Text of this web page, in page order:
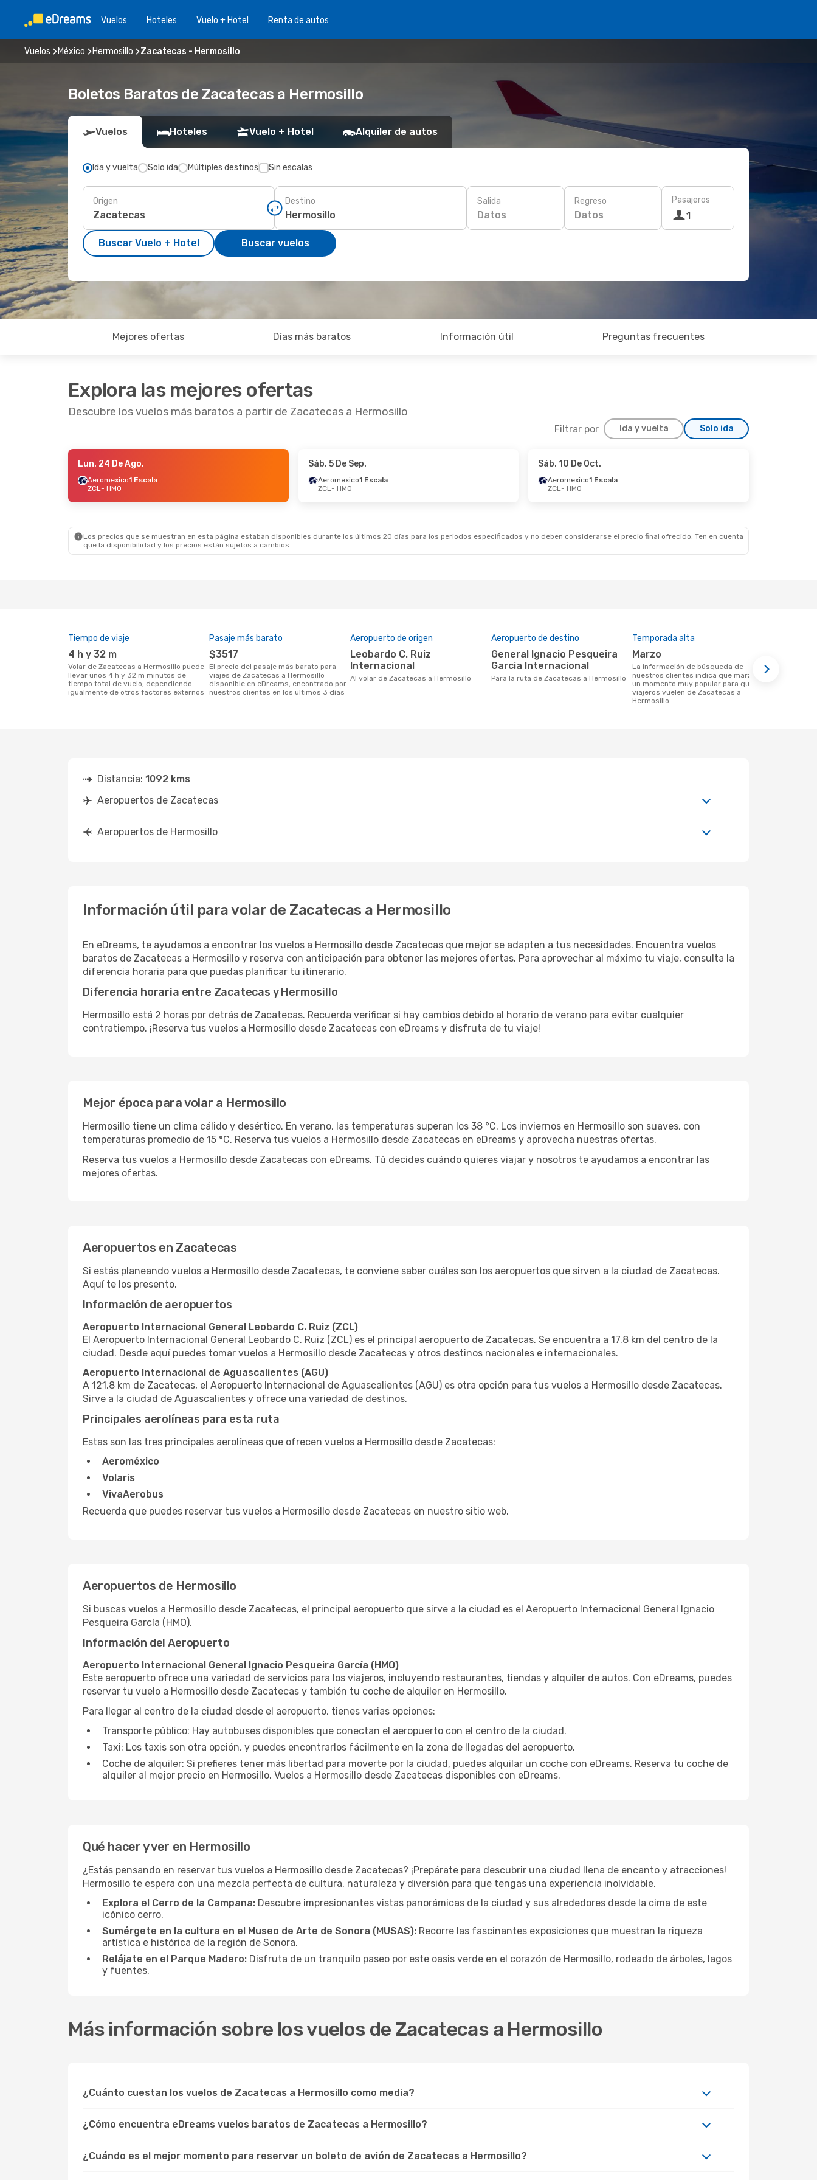
Vuelos Hoteles Vuelo + Hotel Renta de autos
Vuelos México Hermosillo Zacatecas - Hermosillo
Boletos Baratos de Zacatecas a Hermosillo
Vuelos Hoteles Vuelo + Hotel Alquiler de autos
Ida y vuelta Solo ida Múltiples destinos Sin escalas
Origen Destino Salida
Datos
Regreso
Datos
Pasajeros
1
Buscar Vuelo + Hotel Buscar vuelos
Mejores ofertas Días más baratos Información útil Preguntas frecuentes
Explora las mejores ofertas
Descubre los vuelos más baratos a partir de Zacatecas a Hermosillo
Filtrar por Ida y vuelta Solo ida
- Lun. 31 De Ago.
1 Escala
1 Escala
1 Escala
- Mar. 6 De Oct. Sáb. 10 De Oct.- Dom. 18 De Oct.
Lun. 24 De Ago.
Aeromexico1 Escala
ZCL- HMO
Sáb. 5 De Sep.
Aeromexico1 Escala
ZCL- HMO
Sáb. 10 De Oct.
Aeromexico1 Escala
ZCL- HMO
Los precios que se muestran en esta página estaban disponibles durante los últimos 20 días para los periodos especificados y no deben considerarse el precio final ofrecido. Ten en cuenta
que la disponibilidad y los precios están sujetos a cambios.
Tiempo de viaje
4 h y 32 m
Volar de Zacatecas a Hermosillo puede
llevar unos 4 h y 32 m minutos de
tiempo total de vuelo, dependiendo
igualmente de otros factores externos
Pasaje más barato
$3517
El precio del pasaje más barato para
viajes de Zacatecas a Hermosillo
disponible en eDreams, encontrado por
nuestros clientes en los últimos 3 días
Aeropuerto de origen
Leobardo C. Ruiz
Internacional
Al volar de Zacatecas a Hermosillo
Aeropuerto de destino
General Ignacio Pesqueira
Garcia Internacional
Para la ruta de Zacatecas a Hermosillo
Temporada alta
marzo
La información de búsqueda de
nuestros clientes indica que marzo es
un momento muy popular para que los
viajeros vuelen de Zacatecas a
Hermosillo
Distancia: 1092 kms
Aeropuertos de Zacatecas
Aeropuertos de Hermosillo
Información útil para volar de Zacatecas a Hermosillo
En eDreams, te ayudamos a encontrar los vuelos a Hermosillo desde Zacatecas que mejor se adapten a tus necesidades. Encuentra vuelos
baratos de Zacatecas a Hermosillo y reserva con anticipación para obtener las mejores ofertas. Para aprovechar al máximo tu viaje, consulta la
diferencia horaria para que puedas planificar tu itinerario.
Diferencia horaria entre Zacatecas y Hermosillo
Hermosillo está 2 horas por detrás de Zacatecas. Recuerda verificar si hay cambios debido al horario de verano para evitar cualquier
contratiempo. ¡Reserva tus vuelos a Hermosillo desde Zacatecas con eDreams y disfruta de tu viaje!
Mejor época para volar a Hermosillo
Hermosillo tiene un clima cálido y desértico. En verano, las temperaturas superan los 38 °C. Los inviernos en Hermosillo son suaves, con
temperaturas promedio de 15 °C. Reserva tus vuelos a Hermosillo desde Zacatecas en eDreams y aprovecha nuestras ofertas.
Reserva tus vuelos a Hermosillo desde Zacatecas con eDreams. Tú decides cuándo quieres viajar y nosotros te ayudamos a encontrar las
mejores ofertas.
Aeropuertos en Zacatecas
Si estás planeando vuelos a Hermosillo desde Zacatecas, te conviene saber cuáles son los aeropuertos que sirven a la ciudad de Zacatecas.
Aquí te los presento.
Información de aeropuertos
Aeropuerto Internacional General Leobardo C. Ruiz (ZCL)
El Aeropuerto Internacional General Leobardo C. Ruiz (ZCL) es el principal aeropuerto de Zacatecas. Se encuentra a 17.8 km del centro de la
ciudad. Desde aquí puedes tomar vuelos a Hermosillo desde Zacatecas y otros destinos nacionales e internacionales.
Aeropuerto Internacional de Aguascalientes (AGU)
A 121.8 km de Zacatecas, el Aeropuerto Internacional de Aguascalientes (AGU) es otra opción para tus vuelos a Hermosillo desde Zacatecas.
Sirve a la ciudad de Aguascalientes y ofrece una variedad de destinos.
Principales aerolíneas para esta ruta
Estas son las tres principales aerolíneas que ofrecen vuelos a Hermosillo desde Zacatecas:
Aeroméxico
Volaris
VivaAerobus
Recuerda que puedes reservar tus vuelos a Hermosillo desde Zacatecas en nuestro sitio web.
Aeropuertos de Hermosillo
Si buscas vuelos a Hermosillo desde Zacatecas, el principal aeropuerto que sirve a la ciudad es el Aeropuerto Internacional General Ignacio
Pesqueira García (HMO).
Información del Aeropuerto
Aeropuerto Internacional General Ignacio Pesqueira García (HMO)
Este aeropuerto ofrece una variedad de servicios para los viajeros, incluyendo restaurantes, tiendas y alquiler de autos. Con eDreams, puedes
reservar tu vuelo a Hermosillo desde Zacatecas y también tu coche de alquiler en Hermosillo.
Para llegar al centro de la ciudad desde el aeropuerto, tienes varias opciones:
Transporte público: Hay autobuses disponibles que conectan el aeropuerto con el centro de la ciudad.
Taxi: Los taxis son otra opción, y puedes encontrarlos fácilmente en la zona de llegadas del aeropuerto.
Coche de alquiler: Si prefieres tener más libertad para moverte por la ciudad, puedes alquilar un coche con eDreams. Reserva tu coche de
alquiler al mejor precio en Hermosillo. Vuelos a Hermosillo desde Zacatecas disponibles con eDreams.
Qué hacer y ver en Hermosillo
¿Estás pensando en reservar tus vuelos a Hermosillo desde Zacatecas? ¡Prepárate para descubrir una ciudad llena de encanto y atracciones!
Hermosillo te espera con una mezcla perfecta de cultura, naturaleza y diversión para que tengas una experiencia inolvidable.
Explora el Cerro de la Campana: Descubre impresionantes vistas panorámicas de la ciudad y sus alrededores desde la cima de este
icónico cerro.
Sumérgete en la cultura en el Museo de Arte de Sonora (MUSAS): Recorre las fascinantes exposiciones que muestran la riqueza
artística e histórica de la región de Sonora.
Relájate en el Parque Madero: Disfruta de un tranquilo paseo por este oasis verde en el corazón de Hermosillo, rodeado de árboles, lagos
y fuentes.
Más información sobre los vuelos de Zacatecas a Hermosillo
¿Cuánto cuestan los vuelos de Zacatecas a Hermosillo como media?
¿Cómo encuentra eDreams vuelos baratos de Zacatecas a Hermosillo?
¿Cuándo es el mejor momento para reservar un boleto de avión de Zacatecas a Hermosillo?